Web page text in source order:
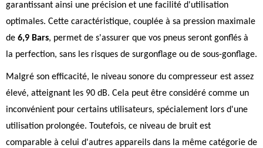
garantissant ainsi une précision et une facilité d'utilisation
optimales. Cette caractéristique, couplée à sa pression maximale
de 6,9 Bars, permet de s'assurer que vos pneus seront gonflés à
la perfection, sans les risques de surgonflage ou de sous-gonflage.
Malgré son efficacité, le niveau sonore du compresseur est assez
élevé, atteignant les 90 dB. Cela peut être considéré comme un
inconvénient pour certains utilisateurs, spécialement lors d'une
utilisation prolongée. Toutefois, ce niveau de bruit est
comparable à celui d'autres appareils dans la même catégorie de